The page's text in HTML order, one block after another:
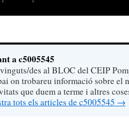
a c5005545
des al BLOC del CEIP
on trobareu informació sobre el
que duem a terme i altres
tots els articles de c5005545 →